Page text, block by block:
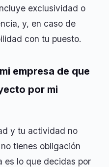
exclusividad o
y, en caso de
con tu puesto.
empresa de que
por mi
y tu actividad no
tienes obligación
es lo que decidas por